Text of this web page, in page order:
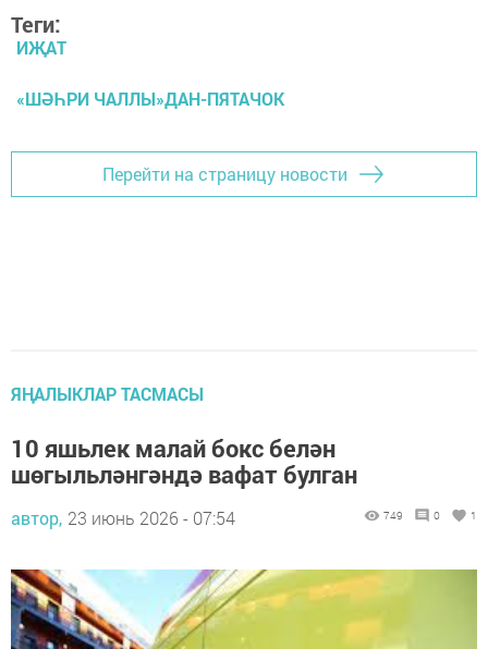
Теги:
ИҖАТ
«ШӘҺРИ ЧАЛЛЫ»ДАН-ПЯТАЧОК
Перейти на страницу новости
ЯҢАЛЫКЛАР ТАСМАСЫ
10 яшьлек малай бокс белән
шөгыльләнгәндә вафат булган
автор, 23 июнь 2026 - 07:54 749 0 1